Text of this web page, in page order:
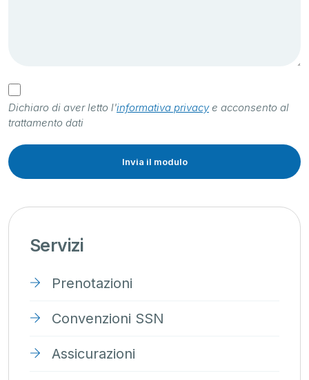
Dichiaro di aver letto l'informativa privacye acconsento al
trattamento dati
Servizi
Prenotazioni
Convenzioni SSN
Assicurazioni